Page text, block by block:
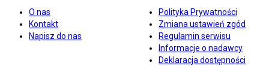
O nas
Kontakt
Napisz do nas
Polityka Prywatności
Zmiana ustawień zgód
Regulamin serwisu
Informacje o nadawcy
Deklaracja dostępności